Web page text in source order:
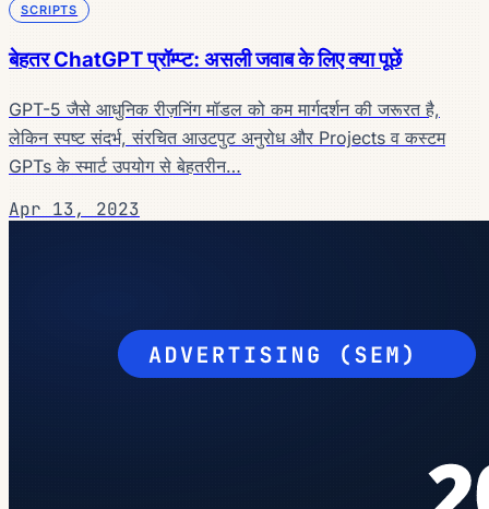
SCRIPTS
बेहतर ChatGPT प्रॉम्प्ट: असली जवाब के लिए क्या पूछें
GPT-5 जैसे आधुनिक रीज़निंग मॉडल को कम मार्गदर्शन की जरूरत है,
लेकिन स्पष्ट संदर्भ, संरचित आउटपुट अनुरोध और Projects व कस्टम
GPTs के स्मार्ट उपयोग से बेहतरीन…
Apr 13, 2023